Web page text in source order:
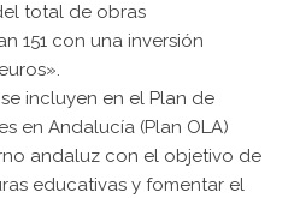
total de obras
151 con una inversión
incluyen en el Plan de
en Andalucía (Plan OLA)
andaluz con el objetivo de
educativas y fomentar el